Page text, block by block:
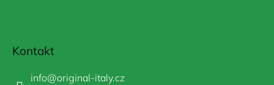
Kontakt
info@original-italy.cz